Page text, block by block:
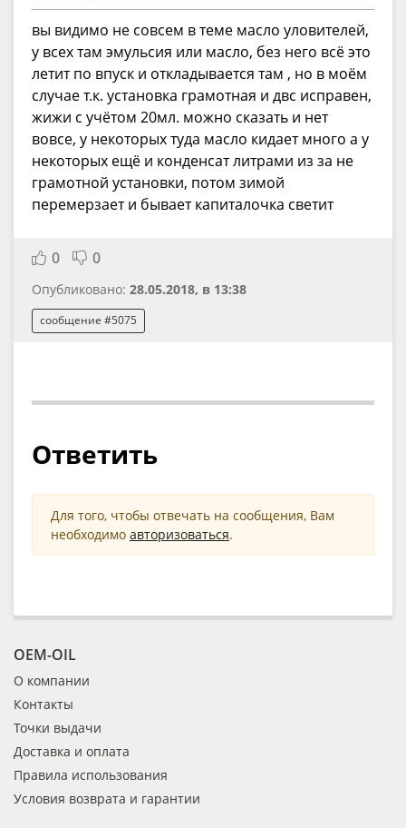
вы видимо не совсем в теме масло уловителей,
у всех там эмульсия или масло, без него всё это
летит по впуск и откладывается там , но в моём
случае т.к. установка грамотная и двс исправен,
жижи с учётом 20мл. можно сказать и нет
вовсе, у некоторых туда масло кидает много а у
некоторых ещё и конденсат литрами из за не
грамотной установки, потом зимой
перемерзает и бывает капиталочка светит
0 0
Опубликовано: 28.05.2018, в 13:38
сообщение #5075
Ответить
Для того, чтобы отвечать на сообщения, Вам
необходимо авторизоваться.
OEM-OIL
О компании
Контакты
Точки выдачи
Доставка и оплата
Правила использования
Условия возврата и гарантии